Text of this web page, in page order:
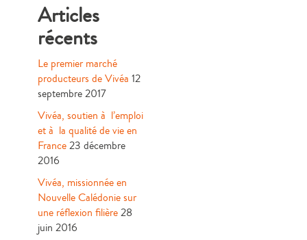
Articles
récents
Le premier marché
producteurs de Vivéa 12
septembre 2017
Vivéa, soutien à l’emploi
et à la qualité de vie en
France23 décembre
2016
Vivéa, missionnée en
Nouvelle Calédonie sur
une réflexion filière28
juin 2016